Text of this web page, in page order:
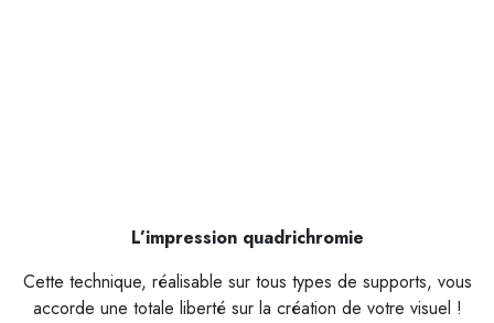
L’impression quadrichromie
Cette technique, réalisable sur tous types de supports, vous
accorde une totale liberté sur la création de votre visuel !